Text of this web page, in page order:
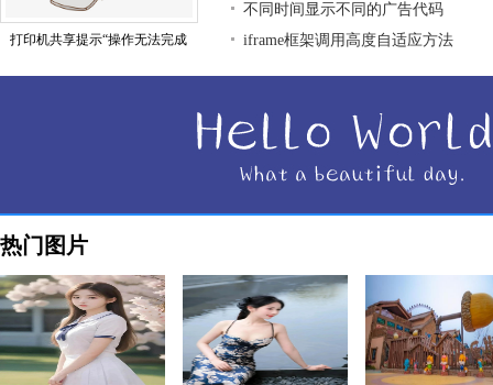
打印机共享提示“操作无法完成
不同时间显示不同的广告代码
iframe框架调用高度自适应方法
热门图片